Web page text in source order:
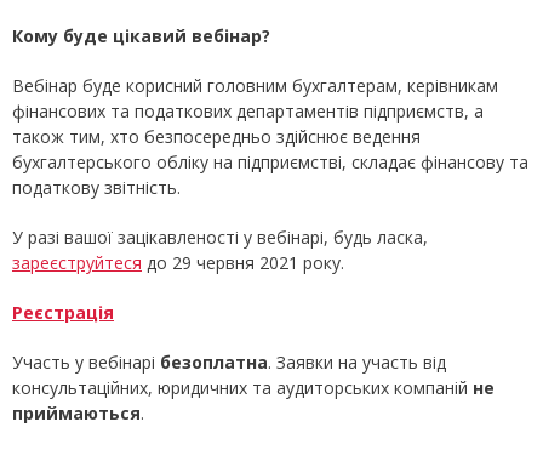
Кому буде цікавий вебінар?
Вебінар буде корисний головним бухгалтерам, керівникам
фінансових та податкових департаментів підприємств, а
також тим, хто безпосередньо здійснює ведення
бухгалтерського обліку на підприємстві, складає фінансову та
податкову звітність.
У разі вашої зацікавленості у вебінарі, будь ласка,
зареєструйтеся до 29 червня 2021 року.
Реєстрація
Участь у вебінарі безоплатна. Заявки на участь від
консультаційних, юридичних та аудиторських компаній не
приймаються.